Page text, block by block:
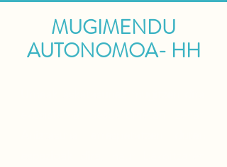
MUGIMENDU
AUTONOMOA- HH